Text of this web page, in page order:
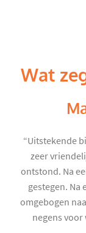
Wat
“Uitstekende
zeer
ontstond. Na
gestegen. Na
omgebogen
negens